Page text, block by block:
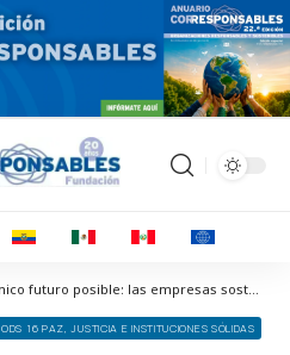
Corresponsables > Noticias > El único futuro posible: las empresas sostenibles
ODS 16 PAZ, JUSTICIA E INSTITUCIONES SÓLIDAS